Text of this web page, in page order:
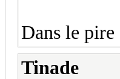
Dans le pire
Tinade